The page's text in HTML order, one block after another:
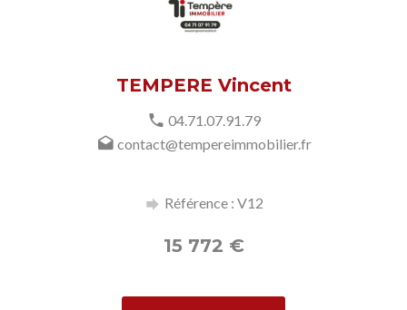
TEMPERE Vincent
04.71.07.91.79
contact@tempereimmobilier.fr
Référence : V12
15 772 €